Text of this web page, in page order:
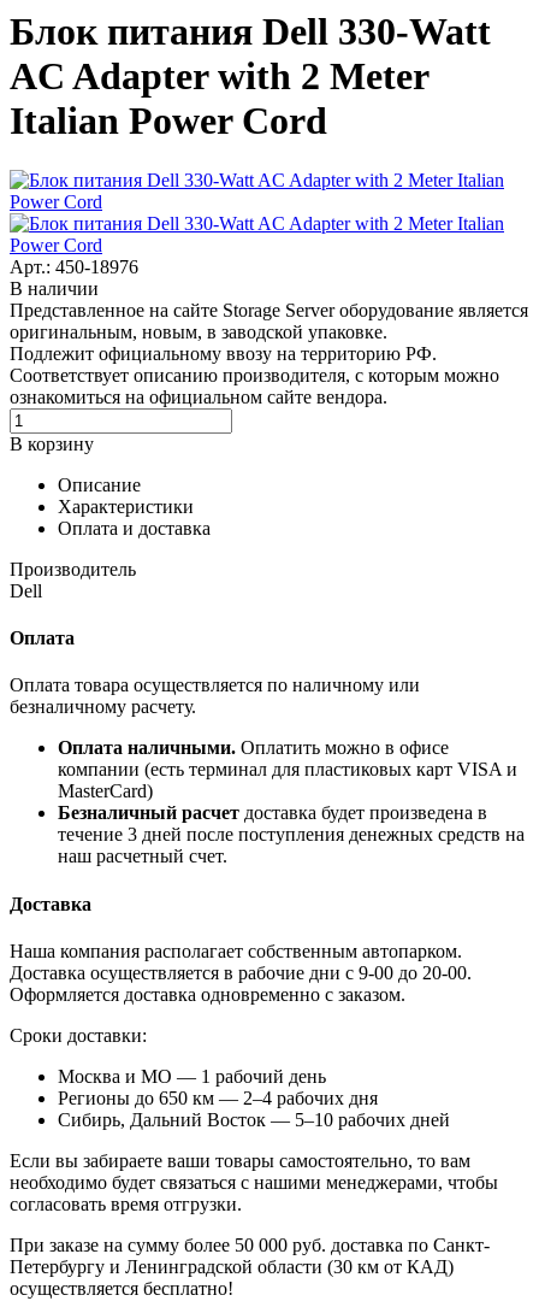
Блок питания Dell 330-Watt
AC Adapter with 2 Meter
Italian Power Cord
Арт.: 450-18976
В наличии
Представленное на сайте Storage Server оборудование является
оригинальным, новым, в заводской упаковке.
Подлежит официальному ввозу на территорию РФ.
Соответствует описанию производителя, с которым можно
ознакомиться на официальном сайте вендора.
В корзину
Описание
Характеристики
Оплата и доставка
Производитель
Dell
Оплата
Оплата товара осуществляется по наличному или
безналичному расчету.
Оплата наличными. Оплатить можно в офисе
компании (есть терминал для пластиковых карт VISA и
MasterCard)
Безналичный расчет доставка будет произведена в
течение 3 дней после поступления денежных средств на
наш расчетный счет.
Доставка
Наша компания располагает собственным автопарком.
Доставка осуществляется в рабочие дни с 9-00 до 20-00.
Оформляется доставка одновременно с заказом.
Сроки доставки:
Москва и МО — 1 рабочий день
Регионы до 650 км — 2–4 рабочих дня
Сибирь, Дальний Восток — 5–10 рабочих дней
Если вы забираете ваши товары самостоятельно, то вам
необходимо будет связаться с нашими менеджерами, чтобы
согласовать время отгрузки.
При заказе на сумму более 50 000 руб. доставка по Санкт-
Петербургу и Ленинградской области (30 км от КАД)
осуществляется бесплатно!